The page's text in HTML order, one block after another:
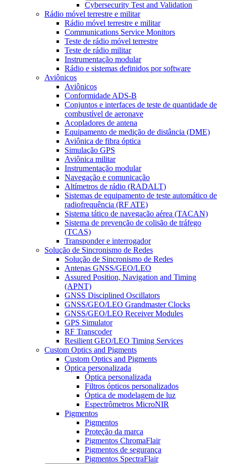
Cybersecurity Test and Validation
Rádio móvel terrestre e militar
Rádio móvel terrestre e militar
Communications Service Monitors
Teste de rádio móvel terrestre
Teste de rádio militar
Instrumentação modular
Rádio e sistemas definidos por software
Aviônicos
Aviônicos
Conformidade ADS-B
Conjuntos e interfaces de teste de quantidade de
combustível de aeronave
Acopladores de antena
Equipamento de medição de distância (DME)
Aviônica de fibra óptica
Simulação GPS
Aviônica militar
Instrumentação modular
Navegação e comunicação
Altímetros de rádio (RADALT)
Sistemas de equipamento de teste automático de
radiofrequência (RF ATE)
Sistema tático de navegação aérea (TACAN)
Sistema de prevenção de colisão de tráfego
(TCAS)
Transponder e interrogador
Solução de Sincronismo de Redes
Solução de Sincronismo de Redes
Antenas GNSS/GEO/LEO
Assured Position, Navigation and Timing
(APNT)
GNSS Disciplined Oscillators
GNSS/GEO/LEO Grandmaster Clocks
GNSS/GEO/LEO Receiver Modules
GPS Simulator
RF Transcoder
Resilient GEO/LEO Timing Services
Custom Optics and Pigments
Custom Optics and Pigments
Óptica personalizada
Óptica personalizada
Filtros ópticos personalizados
Óptica de modelagem de luz
Espectrômetros MicroNIR
Pigmentos
Pigmentos
Proteção da marca
Pigmentos ChromaFlair
Pigmentos de segurança
Pigmentos SpectraFlair